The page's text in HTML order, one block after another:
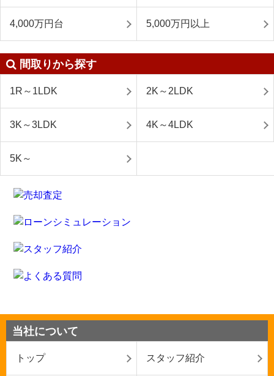
4,000万円台 5,000万円以上
間取りから探す
1R～1LDK 2K～2LDK
3K～3LDK 4K～4LDK
5K～
当社について
トップ スタッフ紹介